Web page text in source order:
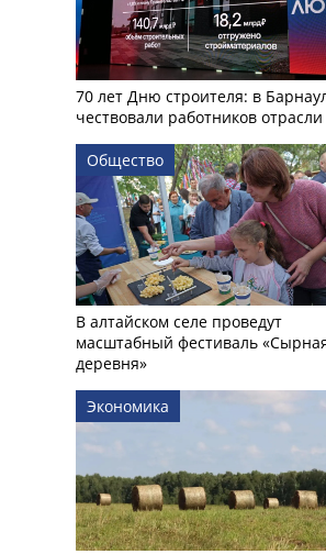
70 лет Дню строителя: в
чествовали работников отрасли
Общество
В алтайском селе проведут
масштабный фестиваль
деревня»
Экономика